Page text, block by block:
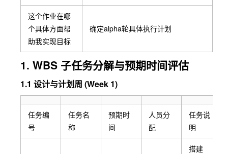
这个作业在哪
个具体方面帮
助我实现目标
确定alpha轮具体执行计划
1. WBS 子任务分解与预期时间评估
1.1 设计与计划周 (Week 1)
任务编
号
任务名
称
预期时
间
人员分
配
任务说
明
搭建